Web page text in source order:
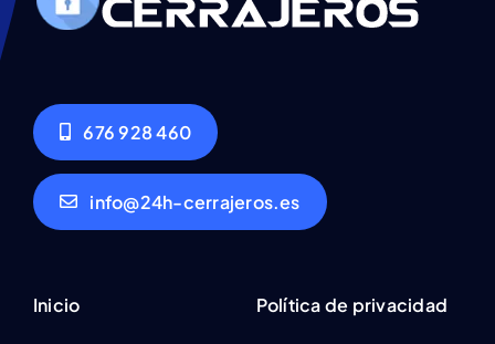
676 928 460
info@24h-cerrajeros.es
Inicio Política de privacidad